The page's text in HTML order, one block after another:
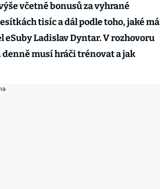
včetně bonusů za vyhrané
tisíc a dál podle toho, jaké má
eSuby Ladislav Dyntar. V rozhovoru
musí hráči trénovat a jak